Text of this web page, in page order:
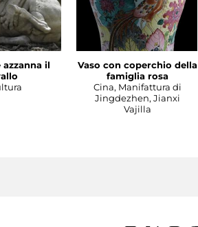
azzanna il
Vaso con coperchio della
famiglia rosa
Cina, Manifattura di
Jingdezhen, Jianxi
Vajilla